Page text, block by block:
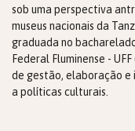
sob uma perspectiva
museus nacionais da
graduada no
Federal Fluminense -
de gestão, elaboração
a políticas culturais.